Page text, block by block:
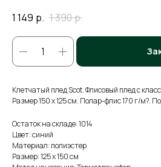
1 149 р. 1 390р.
Клетчатый плед Scot. Флисовый плед с
Размер 150 х 125 см. Полар-флис 170 г/м?.
Остаток на складе: 1014
Цвет: синий
Материал: полиэстер
Размер: 125 х 150 см